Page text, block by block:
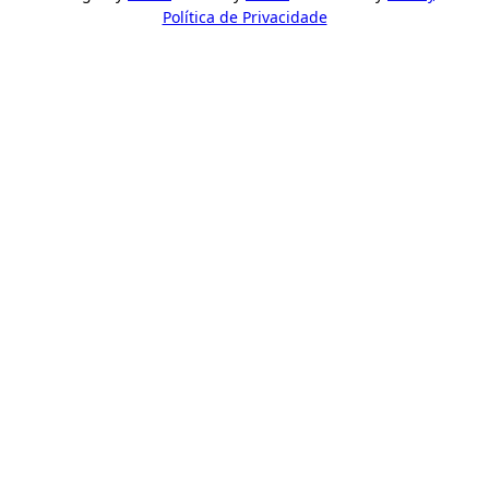
Política de Privacidade